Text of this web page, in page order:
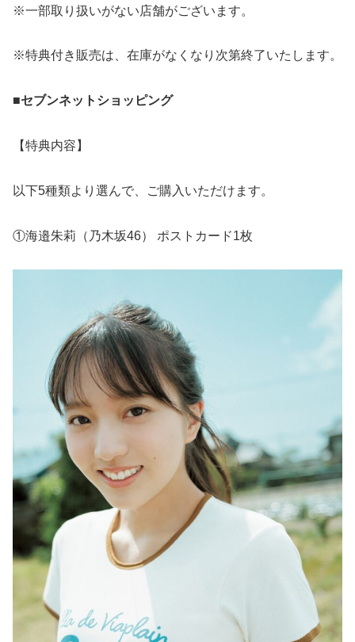
※一部取り扱いがない店舗がございます。
※特典付き販売は、在庫がなくなり次第終了いたします。
■セブンネットショッピング
【特典内容】
以下5種類より選んで、ご購入いただけます。
①海邉朱莉（乃木坂46） ポストカード1枚